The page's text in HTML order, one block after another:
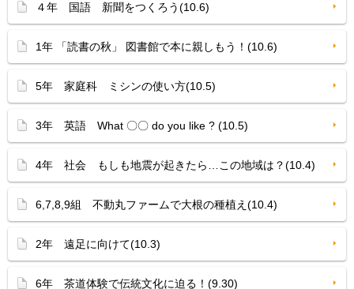
４年 国語 新聞をつくろう(10.6)
1年 「読書の秋」 図書館で本に親しもう！(10.6)
5年 家庭科 ミシンの使い方(10.5)
3年 英語 What 〇〇 do you like ? (10.5)
4年 社会 もしも地震が起きたら…この地域は？(10.4)
6,7,8,9組 不動丸ファームで大根の種植え(10.4)
2年 遠足に向けて(10.3)
6年 茶道体験で伝統文化に迫る！(9.30)